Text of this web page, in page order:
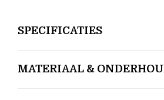
SPECIFICATIES
MATERIAAL &